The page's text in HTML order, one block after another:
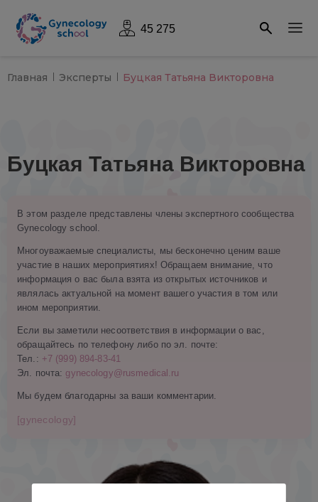
45 275
Главная Эксперты Буцкая Татьяна Викторовна
Буцкая Татьяна Викторовна
В этом разделе представлены члены экспертного сообщества
Gynecology school.
Многоуважаемые специалисты, мы бесконечно ценим ваше
участие в наших мероприятиях! Обращаем внимание, что
информация о вас была взята из открытых источников и
являлась актуальной на момент вашего участия в том или
ином мероприятии.
Если вы заметили несоответствия в информации о вас,
обращайтесь по телефону либо по эл. почте:
Тел.: +7 (999) 894-83-41
Эл. почта: gynecology@rusmedical.ru
Мы будем благодарны за ваши комментарии.
[gynecology]